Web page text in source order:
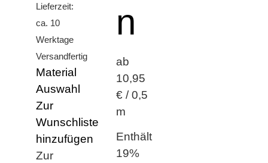
Lieferzeit:
ca. 10
Werktage
Versandfertig
Material
Auswahl
Zur
Wunschliste
hinzufügen
Zur
n
ab
10,95
€ / 0,5
m
Enthält
19%